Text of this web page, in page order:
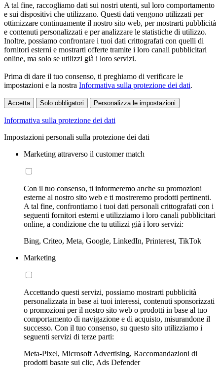
A tal fine, raccogliamo dati sui nostri utenti, sul loro comportamento
e sui dispositivi che utilizzano. Questi dati vengono utilizzati per
ottimizzare continuamente il nostro sito web, per mostrarti pubblicità
e contenuti personalizzati e per analizzare le statistiche di utilizzo.
Inoltre, possiamo confrontare i tuoi dati crittografati con quelli di
fornitori esterni e mostrarti offerte tramite i loro canali pubblicitari
online, ma solo se utilizzi già i loro servizi.
Prima di dare il tuo consenso, ti preghiamo di verificare le
impostazioni e la nostra Informativa sulla protezione dei dati.
Accetta Solo obbligatori Personalizza le impostazioni
Informativa sulla protezione dei dati
Impostazioni personali sulla protezione dei dati
Marketing attraverso il customer match
Con il tuo consenso, ti informeremo anche su promozioni
esterne al nostro sito web e ti mostreremo prodotti pertinenti.
A tal fine, confrontiamo i tuoi dati personali crittografati con i
seguenti fornitori esterni e utilizziamo i loro canali pubblicitari
online, a condizione che tu utilizzi già i loro servizi:
Bing, Criteo, Meta, Google, LinkedIn, Printerest, TikTok
Marketing
Accettando questi servizi, possiamo mostrarti pubblicità
personalizzata in base ai tuoi interessi, contenuti sponsorizzati
o promozioni per il nostro sito web o prodotti in base al tuo
comportamento di navigazione e di acquisto, misurandone il
successo. Con il tuo consenso, su questo sito utilizziamo i
seguenti servizi di terze parti:
Meta-Pixel, Microsoft Advertising, Raccomandazioni di
prodotti basate sui clic, Ads Defender